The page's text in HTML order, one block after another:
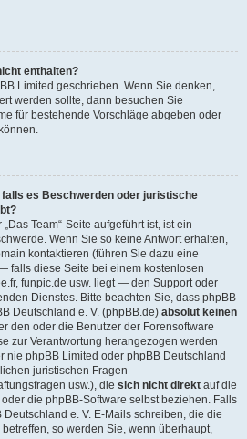
enthalten?
Limited geschrieben. Wenn Sie denken,
werden sollte, dann besuchen Sie
für bestehende Vorschläge abgeben oder
es Beschwerden oder juristische
Team“-Seite aufgeführt ist, ist ein
Wenn Sie so keine Antwort erhalten,
kontaktieren (führen Sie dazu eine
falls diese Seite bei einem kostenlosen
funpic.de usw. liegt — den Support oder
Dienstes. Bitte beachten Sie, dass phpBB
Deutschland e. V. (phpBB.de) absolut keinen
den oder die Benutzer der Forensoftware
zur Verantwortung herangezogen werden
nie phpBB Limited oder phpBB Deutschland
juristischen Fragen
usw.), die sich nicht direkt auf die
die phpBB-Software selbst beziehen. Falls
e. V. E-Mails schreiben, die die
betreffen, so werden Sie, wenn überhaupt,